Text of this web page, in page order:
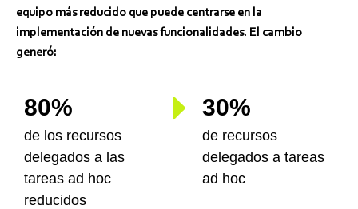
equipo más reducido que puede centrarse en la
implementación de nuevas funcionalidades. El cambio
generó:
80%
de los recursos
delegados a las
tareas ad hoc
reducidos
30%
de recursos
delegados a tareas
ad hoc